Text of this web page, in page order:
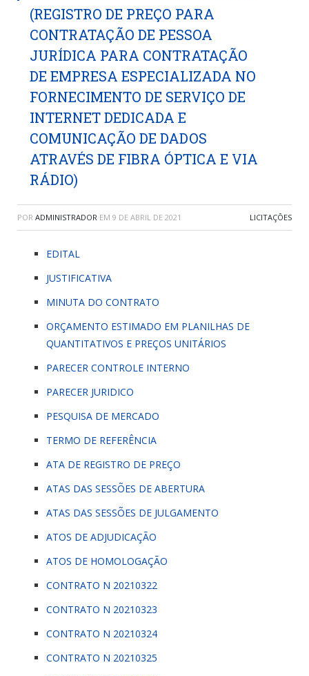
(REGISTRO DE PREÇO PARA
CONTRATAÇÃO DE PESSOA
JURÍDICA PARA CONTRATAÇÃO
DE EMPRESA ESPECIALIZADA NO
FORNECIMENTO DE SERVIÇO DE
INTERNET DEDICADA E
COMUNICAÇÃO DE DADOS
ATRAVÉS DE FIBRA ÓPTICA E VIA
RÁDIO)
POR ADMINISTRADOR EM 9 DE ABRIL DE 2021 LICITAÇÕES
EDITAL
JUSTIFICATIVA
MINUTA DO CONTRATO
ORÇAMENTO ESTIMADO EM PLANILHAS DE
QUANTITATIVOS E PREÇOS UNITÁRIOS
PARECER CONTROLE INTERNO
PARECER JURIDICO
PESQUISA DE MERCADO
TERMO DE REFERÊNCIA
ATA DE REGISTRO DE PREÇO
ATAS DAS SESSÕES DE ABERTURA
ATAS DAS SESSÕES DE JULGAMENTO
ATOS DE ADJUDICAÇÃO
ATOS DE HOMOLOGAÇÃO
CONTRATO N 20210322
CONTRATO N 20210323
CONTRATO N 20210324
CONTRATO N 20210325